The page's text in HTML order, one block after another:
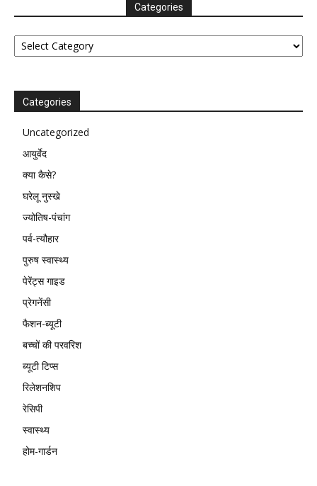
Categories
Categories
Categories
Uncategorized
आयुर्वेद
क्या कैसे?
घरेलू नुस्खे
ज्योतिष-पंचांग
पर्व-त्यौहार
पुरुष स्वास्थ्य
पेरेंट्स गाइड
प्रेगनेंसी
फैशन-ब्यूटी
बच्चों की परवरिश
ब्यूटी टिप्स
रिलेशनशिप
रेसिपी
स्वास्थ्य
होम-गार्डन